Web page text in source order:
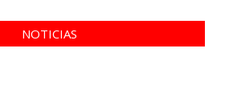
NOTICIAS